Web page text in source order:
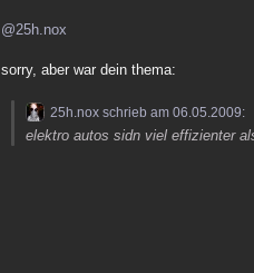
@25h.nox
sorry, aber war dein thema:
25h.nox schrieb am 06.05.2009:
elektro autos sidn viel effizienter